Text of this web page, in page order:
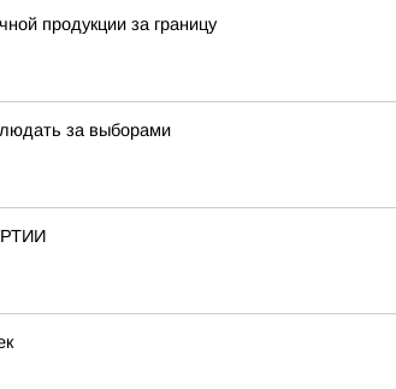
продукции за границу
за выборами